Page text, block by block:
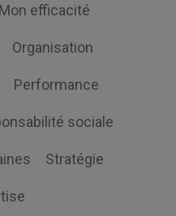
Mon efficacité
Organisation
Performance
sociale
Stratégie